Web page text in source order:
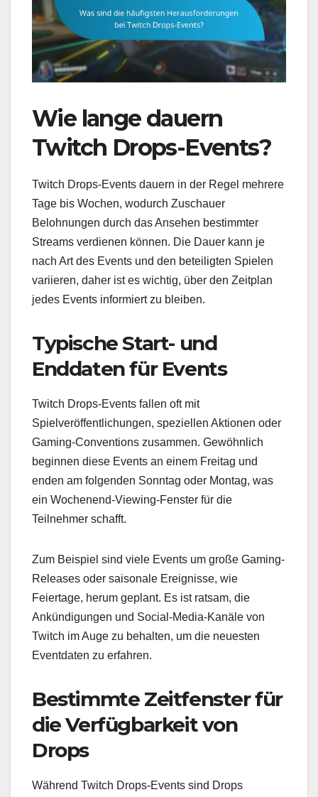
Wie lange dauern
Twitch Drops-Events?
Twitch Drops-Events dauern in der Regel mehrere
Tage bis Wochen, wodurch Zuschauer
Belohnungen durch das Ansehen bestimmter
Streams verdienen können. Die Dauer kann je
nach Art des Events und den beteiligten Spielen
variieren, daher ist es wichtig, über den Zeitplan
jedes Events informiert zu bleiben.
Typische Start- und
Enddaten für Events
Twitch Drops-Events fallen oft mit
Spielveröffentlichungen, speziellen Aktionen oder
Gaming-Conventions zusammen. Gewöhnlich
beginnen diese Events an einem Freitag und
enden am folgenden Sonntag oder Montag, was
ein Wochenend-Viewing-Fenster für die
Teilnehmer schafft.
Zum Beispiel sind viele Events um große Gaming-
Releases oder saisonale Ereignisse, wie
Feiertage, herum geplant. Es ist ratsam, die
Ankündigungen und Social-Media-Kanäle von
Twitch im Auge zu behalten, um die neuesten
Eventdaten zu erfahren.
Bestimmte Zeitfenster für
die Verfügbarkeit von
Drops
Während Twitch Drops-Events sind Drops